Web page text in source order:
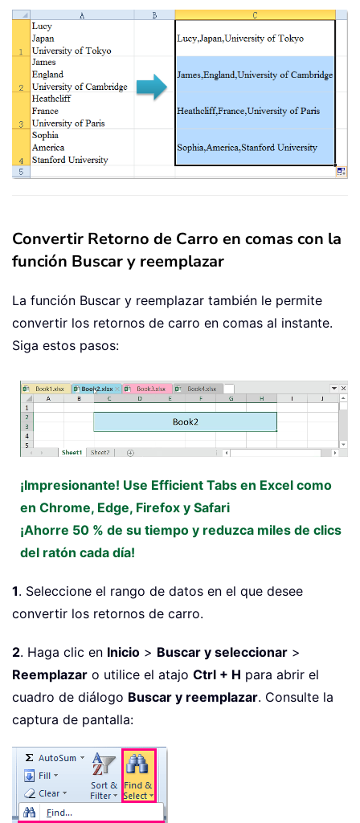
Convertir Retorno de Carro en comas con la
función Buscar y reemplazar
La función Buscar y reemplazar también le permite
convertir los retornos de carro en comas al instante.
Siga estos pasos:
¡Impresionante! Use Efficient Tabs en Excel como
en Chrome, Edge, Firefox y Safari
¡Ahorre 50 % de su tiempo y reduzca miles de clics
del ratón cada día!
1. Seleccione el rango de datos en el que desee
convertir los retornos de carro.
2. Haga clic en Inicio > Buscar y seleccionar >
Reemplazar o utilice el atajo Ctrl + H para abrir el
cuadro de diálogo Buscar y reemplazar. Consulte la
captura de pantalla: